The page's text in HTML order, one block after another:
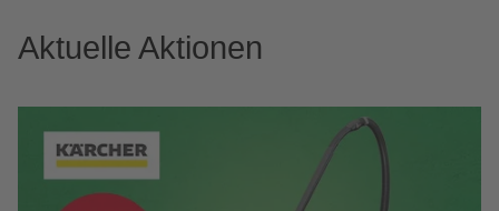
Aktuelle Aktionen